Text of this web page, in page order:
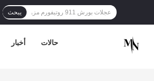
يبحث
أخبار حالات